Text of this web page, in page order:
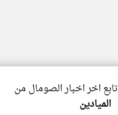
تابع اخر اخبار الصومال من
الميادين